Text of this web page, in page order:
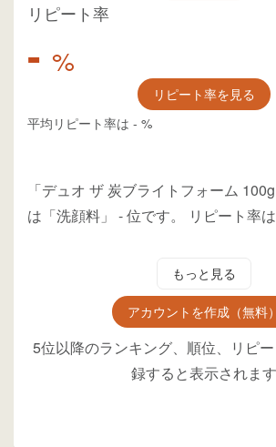
リピート率
- %
リピート率を見る
平均リピート率は - %
「デュオ ザ 炭ブライトフォーム
は「洗顔料」 -位です。 リピート率
もっと見る
アカウントを作成（無料）
5位以降のランキング、順位、リピ
録すると表示されます